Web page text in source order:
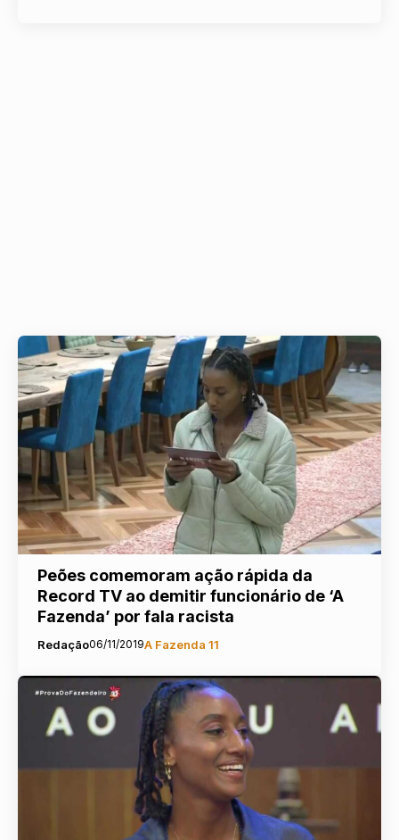
Peões comemoram ação rápida da
Record TV ao demitir funcionário de ‘A
Fazenda’ por fala racista
Redação06/11/2019A Fazenda 11